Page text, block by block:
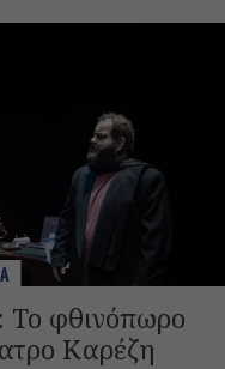
Το φθινόπωρο
Καρέζη